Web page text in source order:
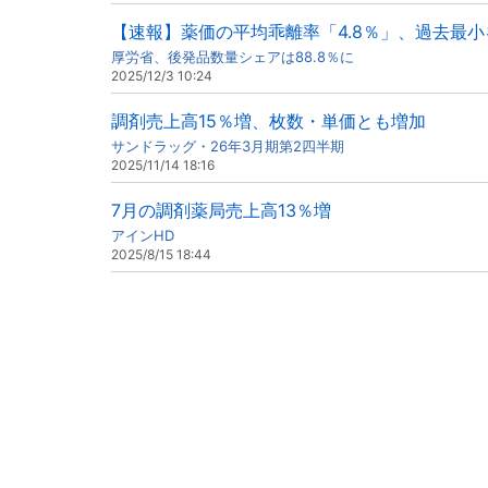
【速報】薬価の平均乖離率「4.8％」、過去最
厚労省、後発品数量シェアは88.8％に
2025/12/3 10:24
調剤売上高15％増、枚数・単価とも増加
サンドラッグ・26年3月期第2四半期
2025/11/14 18:16
7月の調剤薬局売上高13％増
アインHD
2025/8/15 18:44